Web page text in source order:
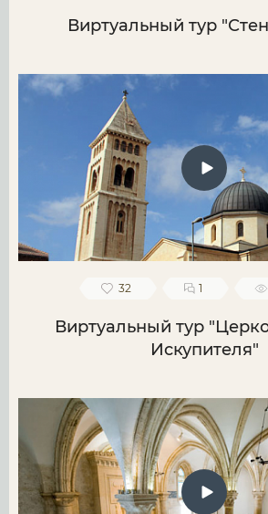
Виртуальный тур
32 1
Виртуальный тур
Искупителя"